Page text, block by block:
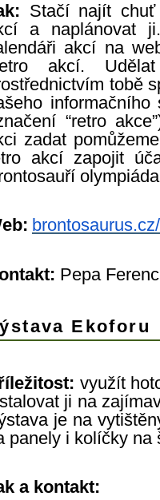
Stačí najít
a naplánovat
akcí na
akcí.
tobě
“retro
zadat
akcí zapojit
Pepa
Ekoforu
využít
ji na
je na
panely i kolíčky na
a kontakt: